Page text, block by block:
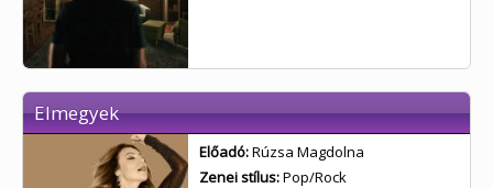
Elmegyek
Előadó:Rúzsa Magdolna
Zenei stílus:Pop/Rock